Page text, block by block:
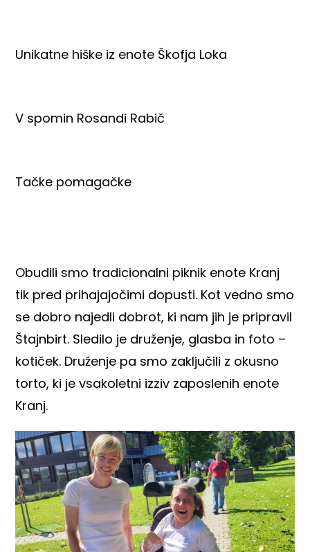
Unikatne hiške iz enote Škofja Loka
V spomin Rosandi Rabič
Tačke pomagačke
Obudili smo tradicionalni piknik enote Kranj
tik pred prihajajočimi dopusti. Kot vedno smo
se dobro najedli dobrot, ki nam jih je pripravil
Štajnbirt. Sledilo je druženje, glasba in foto –
kotiček. Druženje pa smo zaključili z okusno
torto, ki je vsakoletni izziv zaposlenih enote
Kranj.